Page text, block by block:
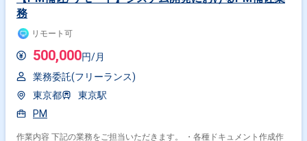
務
リモート可
500,000円/月
業務委託(フリーランス)
東京都
東京駅
PM
作業内容 下記の業務をご担当いただきます。 ・各種ドキュメント作成作
TypeScript
その他の職種から探す
PMO
インフラエンジニア